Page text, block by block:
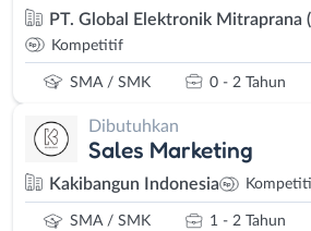
PT. Global Elektronik Mitraprana
Kompetitif
SMA / SMK 0 - 2 Tahun
Dibutuhkan
Sales Marketing
Kakibangun Indonesia
SMA / SMK 1 - 2 Tahun